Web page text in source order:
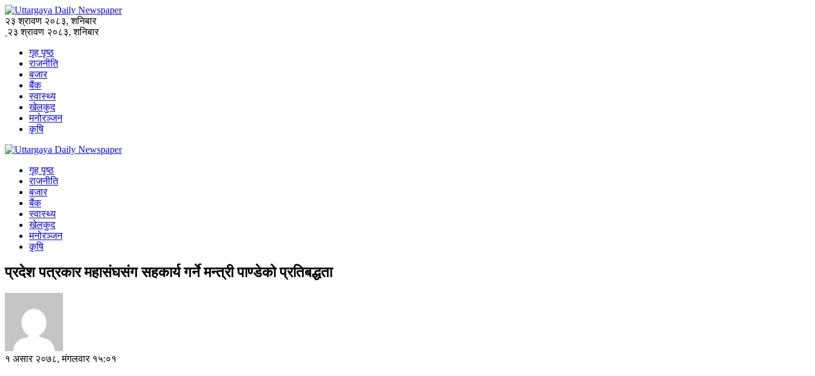
२३ श्रावण २०८३, शनिबार
२३ श्रावण २०८३, शनिबार
गृह पृष्ठ
राजनीति
बजार
बैंक
स्वास्थ्य
खेलकुद
मनोरञ्जन
कृषि
गृह पृष्ठ
राजनीति
बजार
बैंक
स्वास्थ्य
खेलकुद
मनोरञ्जन
कृषि
प्रदेश पत्रकार महासंघसंग सहकार्य गर्ने मन्त्री पाण्डेको प्रतिबद्धता
१ असार २०७८, मंगलवार १५:०१